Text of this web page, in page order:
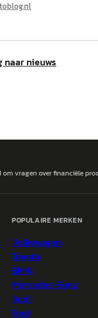
naar nieuws
vragen over financiële
POPULAIRE MERKEN
Volkswagen
Toyota
BMW
Mercedes-Benz
Audi
Ford